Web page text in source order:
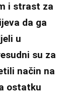
i strast za
da ga
u
su za
način na
ostatku